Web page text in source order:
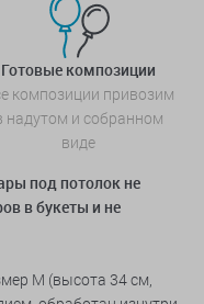
Готовые композиции
композиции привозим
надутом и собранном
виде
под потолок не
в букеты и не
M (высота 34 см,